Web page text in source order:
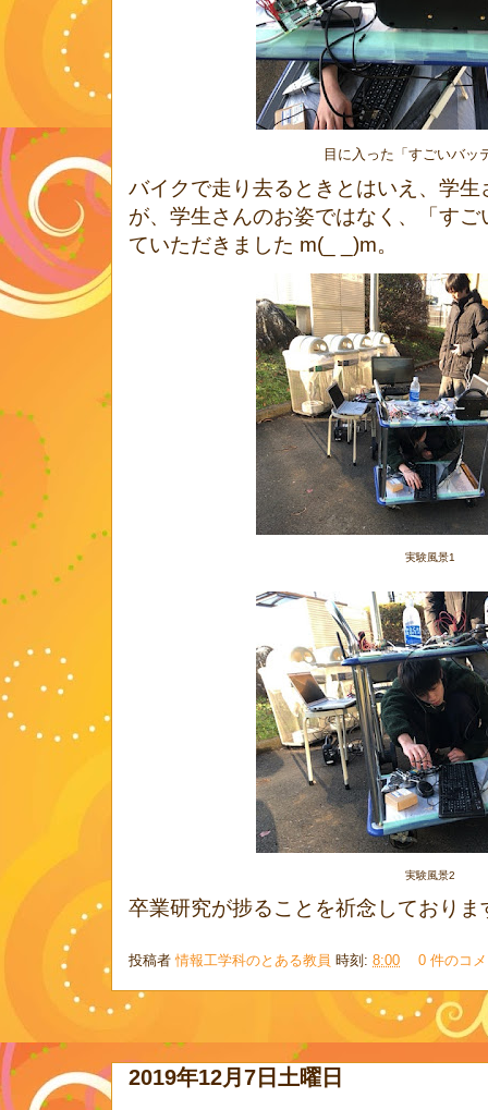
目に入った「すごいバッ
バイクで走り去るときとはいえ、学
が、学生さんのお姿ではなく、「す
ていただきました m(_ _)m。
実験風景1
実験風景2
卒業研究が捗ることを祈念しておりま
投稿者情報工学科のとある教員 時刻: 8:00 0 件のコ
2019年12月7日土曜日